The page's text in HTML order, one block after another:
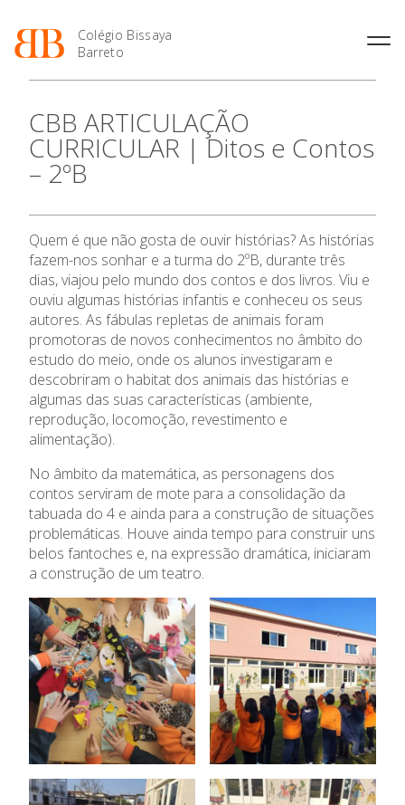
Colégio Bissaya
Barreto
O Colégio
Projeto Educativo
Organização
Colaboradores Docentes
Instalações
Ofertas de emprego
Regulamentos
Jornal “O Coreto”
Privacidade
Oferta Formativa
Enriquecimento Curricular
Oferta Curricular
Atividades Extracurriculares
Atividades de Interrupção
Letiva
Academia de Línguas
Ensino Profissional
Profissionais
Matrículas
Horários e Manuais
Termalismo
Curso de Técnico/a de Apoio
à Família e à Comunidade
Ofertas de Emprego
2027
Calendários
Portal do Professor
de Educação
SIGE
Secretariado de Exames
Admissão
Informações
APEE
Notícias
CBB ARTICULAÇÃO
CURRICULAR | Ditos e Contos
– 2ºB
Quem é que não gosta de ouvir histórias? As histórias
fazem-nos sonhar e a turma do 2ºB, durante três
dias, viajou pelo mundo dos contos e dos livros. Viu e
ouviu algumas histórias infantis e conheceu os seus
autores. As fábulas repletas de animais foram
promotoras de novos conhecimentos no âmbito do
estudo do meio, onde os alunos investigaram e
descobriram o habitat dos animais das histórias e
algumas das suas características (ambiente,
reprodução, locomoção, revestimento e
alimentação).
No âmbito da matemática, as personagens dos
contos serviram de mote para a consolidação da
tabuada do 4 e ainda para a construção de situações
problemáticas. Houve ainda tempo para construir uns
belos fantoches e, na expressão dramática, iniciaram
a construção de um teatro.